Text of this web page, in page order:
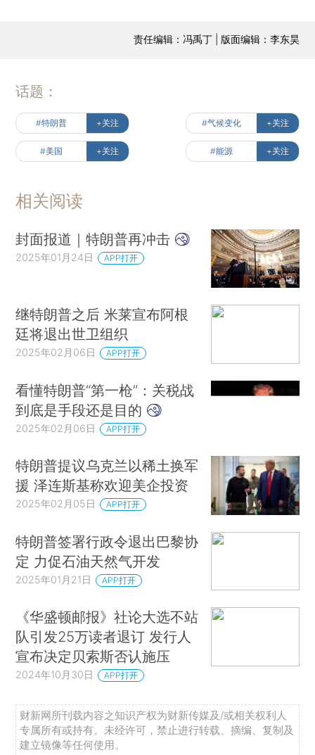
责任编辑：冯禹丁 | 版面编辑：李东昊
话题：
#特朗普 +关注 #气候变化 +关注
#美国 +关注 #能源 +关注
相关阅读
封面报道｜特朗普再冲击
2025年01月24日 APP打开
继特朗普之后 米莱宣布阿根
廷将退出世卫组织
2025年02月06日 APP打开
看懂特朗普“第一枪”：关税战
到底是手段还是目的
2025年02月06日 APP打开
特朗普提议乌克兰以稀土换军
援 泽连斯基称欢迎美企投资
2025年02月05日 APP打开
特朗普签署行政令退出巴黎协
定 力促石油天然气开发
2025年01月21日 APP打开
《华盛顿邮报》社论大选不站
队引发25万读者退订 发行人
宣布决定贝索斯否认施压
2024年10月30日 APP打开
财新网所刊载内容之知识产权为财新传媒及/或相关权利人
专属所有或持有。未经许可，禁止进行转载、摘编、复制及
建立镜像等任何使用。